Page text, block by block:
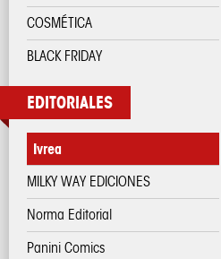
COSMÉTICA
BLACK FRIDAY
EDITORIALES
Ivrea
MILKY WAY EDICIONES
Norma Editorial
Panini Comics